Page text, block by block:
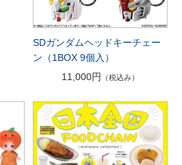
SDガンダムヘッドキーチェー
ン（1BOX 9個入）
11,000円
（税込み）